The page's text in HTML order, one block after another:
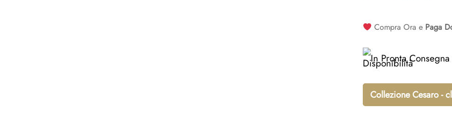
Compra Ora e Paga
In Pronta Consegna
Collezione Cesaro -